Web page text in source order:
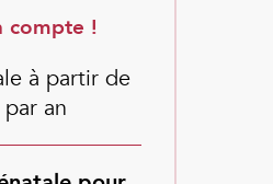
compte !
à partir de
an